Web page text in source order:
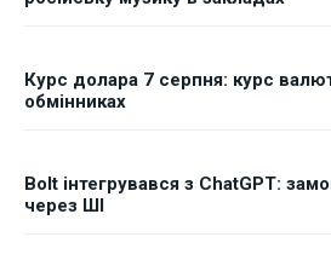
Курс долара 7 серпня: курс
обмінниках
Bolt інтегрувався з ChatGPT:
через ШІ